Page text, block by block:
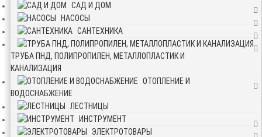
САД И ДОМ
НАСОСЫ
САНТЕХНИКА
ТРУБА ПНД, ПОЛИПРОПИЛЕН, МЕТАЛЛОПЛАСТИК И
КАНАЛИЗАЦИЯ
ОТОПЛЕНИЕ И
ВОДОСНАБЖЕНИЕ
ЛЕСТНИЦЫ
ИНСТРУМЕНТ
ЭЛЕКТРОТОВАРЫ